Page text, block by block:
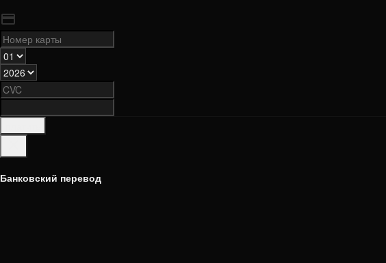
Банковский перевод